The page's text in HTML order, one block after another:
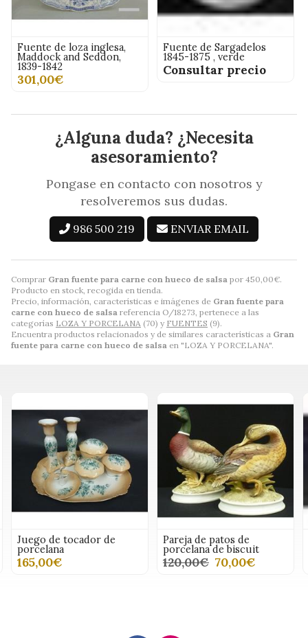
Comprar Gran fuente para carne con hueco de salsa por 450,00€.
Producto en stock, recogida en tienda.
Precio, información, características e imágenes de Gran fuente para
carne con hueco de salsa referencia O/18273, pertenece a las
categorías LOZA Y PORCELANA (70) y FUENTES (9).
Encuentra productos relacionados y de similares características a Gran
fuente para carne con hueco de salsa en "LOZA Y PORCELANA".
Fuente de loza inglesa,
Maddock and Seddon,
1839-1842
301,00€
Fuente de Sargadelos
1845-1875 , verde
Consultar precio
¿Alguna duda? ¿Necesita
asesoramiento?
Pongase en contacto con nosotros y
resolveremos sus dudas.
986 500 219 ENVIAR EMAIL
Juego de tocador de
porcelana
165,00€
Pareja de patos de
porcelana de biscuit
120,00€ 70,00€